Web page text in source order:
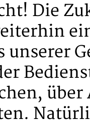
Die
unserer